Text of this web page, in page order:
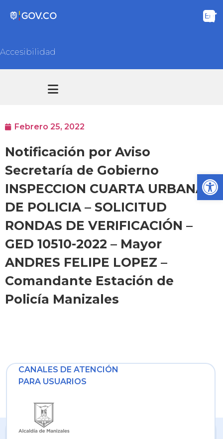
Accesibilidad
Febrero 25, 2022
Notificación por Aviso
Secretaría de Gobierno
INSPECCION CUARTA URBANA
DE POLICIA – SOLICITUD
RONDAS DE VERIFICACIÓN –
GED 10510-2022 – Mayor
ANDRES FELIPE LOPEZ –
Comandante Estación de
Policía Manizales
CANALES DE ATENCIÓN
PARA USUARIOS